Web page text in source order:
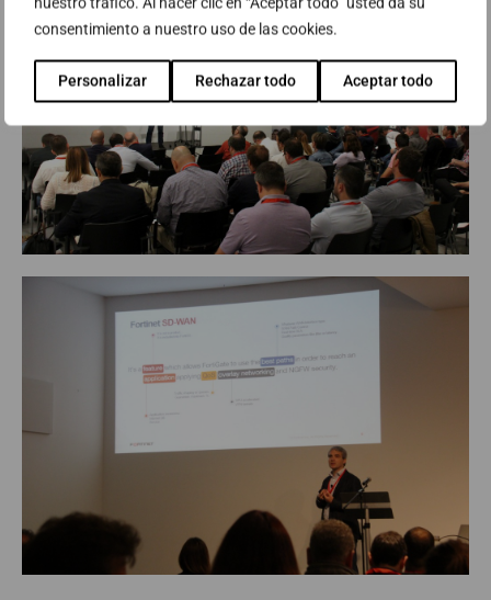
consentimiento a nuestro uso de las cookies.
Personalizar Rechazar todo Aceptar todo